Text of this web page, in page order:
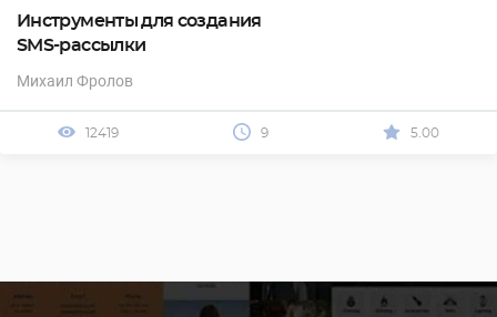
Инструменты для создания
SMS-рассылки
Михаил Фролов
12419 9 5.00